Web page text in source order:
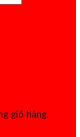
giỏ hàng.